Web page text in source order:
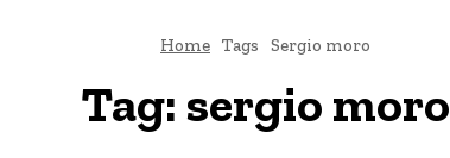
Home Tags Sergio moro
Tag:sergio moro